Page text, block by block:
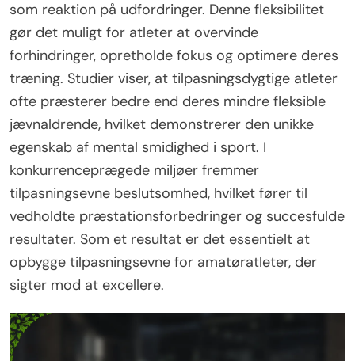
som reaktion på udfordringer. Denne fleksibilitet
gør det muligt for atleter at overvinde
forhindringer, opretholde fokus og optimere deres
træning. Studier viser, at tilpasningsdygtige atleter
ofte præsterer bedre end deres mindre fleksible
jævnaldrende, hvilket demonstrerer den unikke
egenskab af mental smidighed i sport. I
konkurrenceprægede miljøer fremmer
tilpasningsevne beslutsomhed, hvilket fører til
vedholdte præstationsforbedringer og succesfulde
resultater. Som et resultat er det essentielt at
opbygge tilpasningsevne for amatøratleter, der
sigter mod at excellere.